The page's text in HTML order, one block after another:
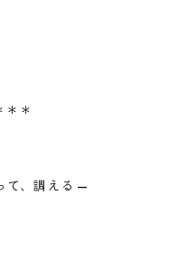
＊＊
て、調える —